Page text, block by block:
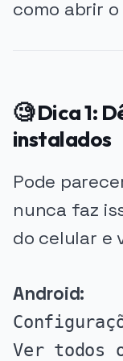
como abrir o
🧐 Dica 1:
instalados
Pode
nunca faz
do celular e
Android:
Ver todos